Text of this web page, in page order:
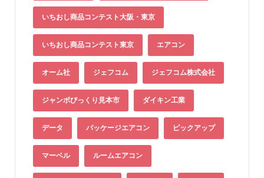
いちおし商品コンテスト大阪・東京
いちおし商品コンテスト東京 エアコン
オーム社 ジェフコム ジェフコム株式会社
ジャンボびっくり見本市 ダイキン工業
データ パッケージエアコン ピックアップ
マーベル ルームエアコン